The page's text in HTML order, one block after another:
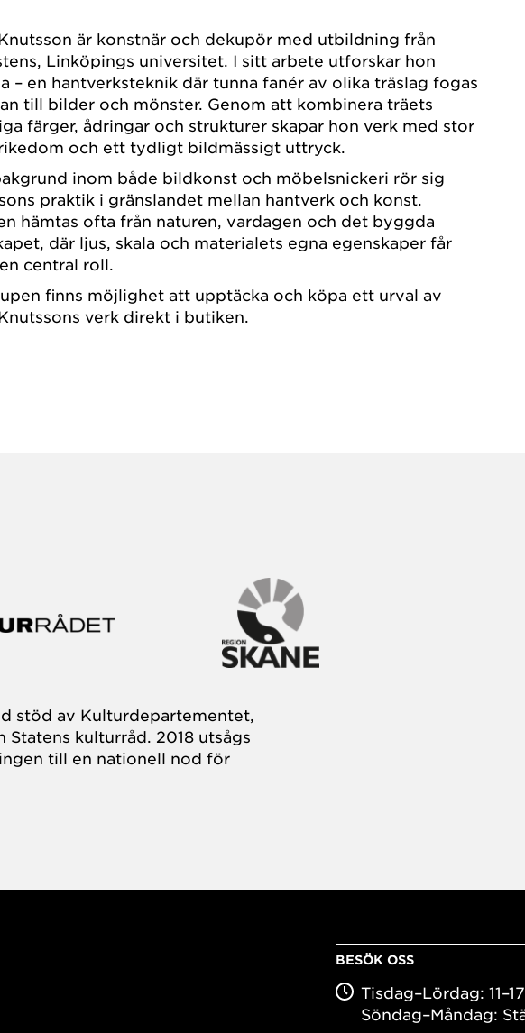
är konstnär och dekupör med utbildning från
Linköpings universitet. I sitt arbete utforskar hon
– en hantverksteknik där tunna fanér av olika träslag fogas
till bilder och mönster. Genom att kombinera träets
färger, ådringar och strukturer skapar hon verk med stor
och ett tydligt bildmässigt uttryck.
inom både bildkonst och möbelsnickeri rör sig
praktik i gränslandet mellan hantverk och konst.
hämtas ofta från naturen, vardagen och det byggda
där ljus, skala och materialets egna egenskaper får
central roll.
finns möjlighet att upptäcka och köpa ett urval av
verk direkt i butiken.
stöd av Kulturdepartementet,
Statens kulturråd. 2018 utsågs
till en nationell nod för
BESÖK OSS
Tisdag–Lördag: 11–17
Söndag–Måndag: